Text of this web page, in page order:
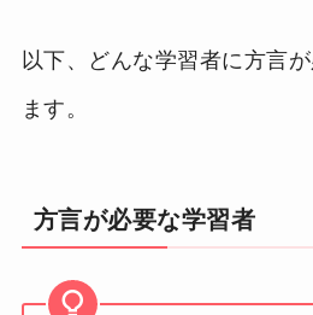
以下、どんな学習者に方言
ます。
方言が必要な学習者